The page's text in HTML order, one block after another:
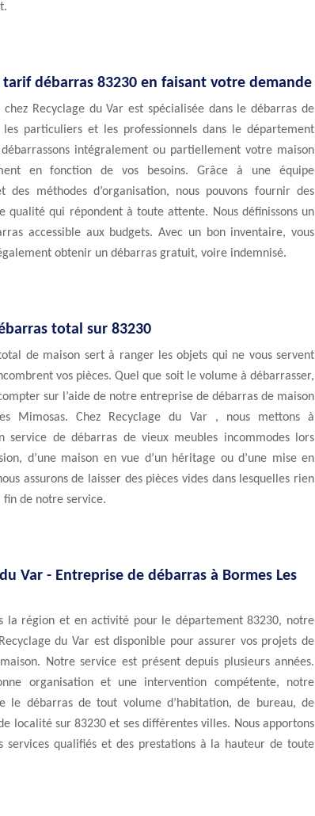
débarras 83230 en faisant votre demande
chez Recyclage du Var est spécialisée dans le débarras de
les particuliers et les professionnels dans le département
débarrassons intégralement ou partiellement votre maison
en fonction de vos besoins. Grâce à une équipe
des méthodes d’organisation, nous pouvons fournir des
qualité qui répondent à toute attente. Nous définissons un
accessible aux budgets. Avec un bon inventaire, vous
obtenir un débarras gratuit, voire indemnisé.
total sur 83230
de maison sert à ranger les objets qui ne vous servent
vos pièces. Quel que soit le volume à débarrasser,
sur l’aide de notre entreprise de débarras de maison
Mimosas. Chez Recyclage du Var , nous mettons à
service de débarras de vieux meubles incommodes lors
d’une maison en vue d’un héritage ou d’une mise en
assurons de laisser des pièces vides dans lesquelles rien
de notre service.
Var - Entreprise de débarras à Bormes Les
la région et en activité pour le département 83230, notre
du Var est disponible pour assurer vos projets de
Notre service est présent depuis plusieurs années.
organisation et une intervention compétente, notre
le débarras de tout volume d’habitation, de bureau, de
localité sur 83230 et ses différentes villes. Nous apportons
services qualifiés et des prestations à la hauteur de toute